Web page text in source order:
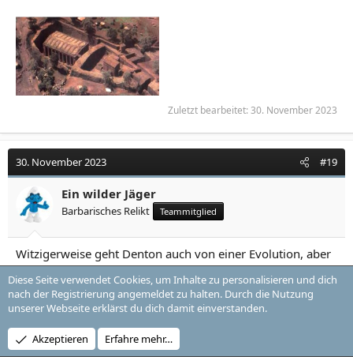
Zuletzt bearbeitet: 30. November 2023
30. November 2023 #19
Ein wilder Jäger
Barbarisches Relikt Teammitglied
Witzigerweise geht Denton auch von einer Evolution, aber
einer zielgerichteten Evolution aus.
Diese Seite verwendet Cookies, um Inhalte zu personalisieren und dich
nach der Registrierung angemeldet zu halten. Durch die Nutzung
unserer Webseite erklärst du dich damit einverstanden.
Akzeptieren Erfahre mehr…